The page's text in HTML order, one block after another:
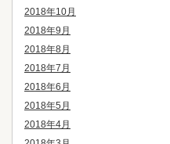
2018年10月
2018年9月
2018年8月
2018年7月
2018年6月
2018年5月
2018年4月